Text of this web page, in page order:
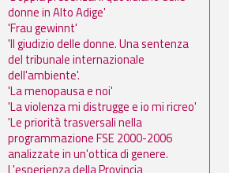
donne in Alto Adige'
'Frau gewinnt'
'Il giudizio delle donne. Una sentenza
del tribunale internazionale
dell'ambiente'.
'La menopausa e noi'
'La violenza mi distrugge e io mi ricreo'
'Le priorità trasversali nella
programmazione FSE 2000-2006
analizzate in un'ottica di genere.
L'esperienza della Provincia